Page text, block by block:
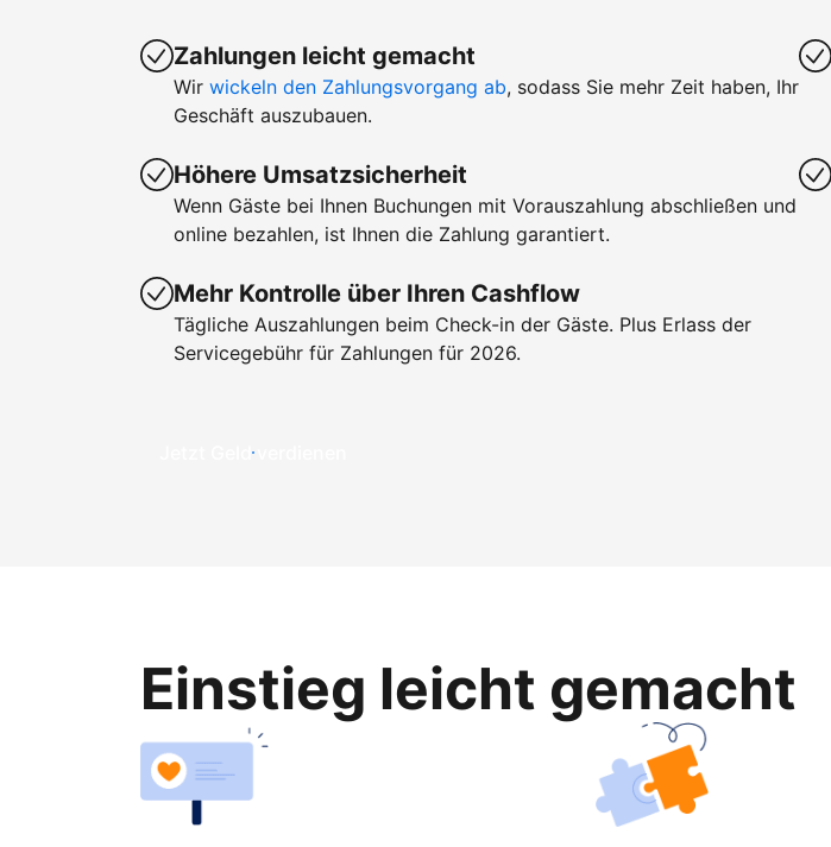
Zahlungen leicht gemacht
Wir wickeln den Zahlungsvorgang ab, sodass Sie mehr Zeit haben, Ihr
Geschäft auszubauen.
Höhere Umsatzsicherheit
Wenn Gäste bei Ihnen Buchungen mit Vorauszahlung abschließen und
online bezahlen, ist Ihnen die Zahlung garantiert.
Mehr Kontrolle über Ihren Cashflow
Tägliche Auszahlungen beim Check-in der Gäste. Plus Erlass der
Servicegebühr für Zahlungen für 2026.
Jetzt Geld verdienen
Einstieg leicht gemacht